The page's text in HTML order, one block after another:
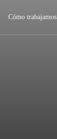
Cómo trabajamos